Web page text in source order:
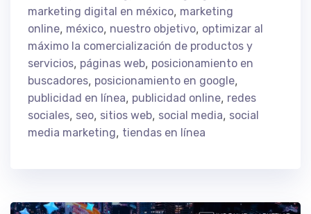
marketing digital en méxico, marketing
online, méxico, nuestro objetivo, optimizar al
máximo la comercialización de productos y
servicios, páginas web, posicionamiento en
buscadores, posicionamiento en google,
publicidad en línea, publicidad online, redes
sociales, seo, sitios web, social media, social
media marketing, tiendas en línea